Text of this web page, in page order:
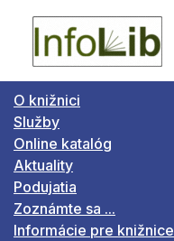
O knižnici
Služby
Online katalóg
Aktuality
Podujatia
Zoznámte sa ...
Informácie pre knižnice